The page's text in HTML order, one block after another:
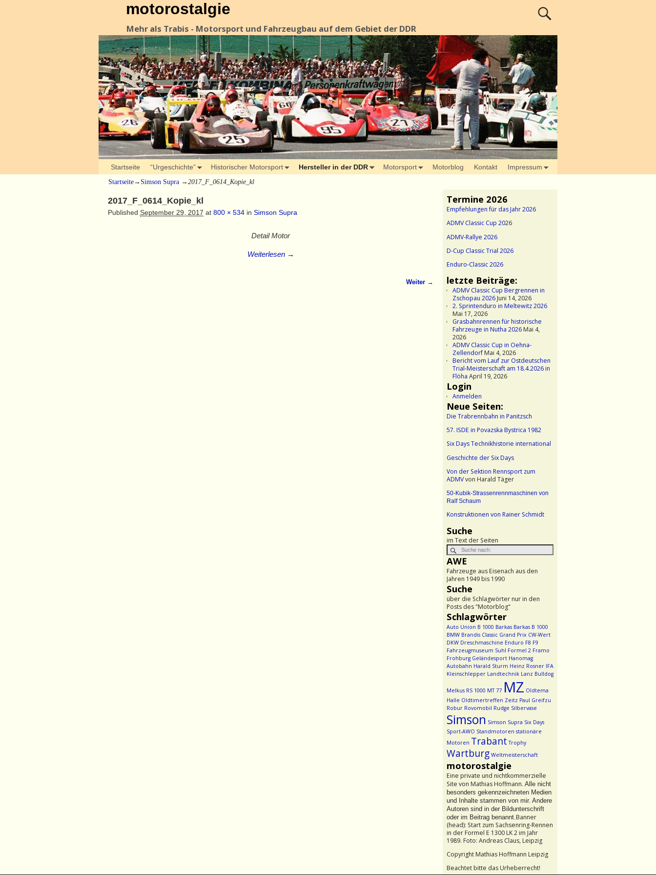
motorostalgie
Mehr als Trabis - Motorsport und Fahrzeugbau auf dem Gebiet der DDR
Startseite “Urgeschichte” Historischer Motorsport Hersteller in der DDR Motorsport Motorblog Kontakt Impressum
Startseite→ Simson Supra → 2017_F_0614_Kopie_kl
2017_F_0614_Kopie_kl
Published September 29, 2017 at 800 × 534in Simson Supra
Detail Motor
Weiterlesen →
Weiter →
Termine 2026
Empfehlungen für das Jahr 2026
ADMV Classic Cup 2026
ADMV-Rallye 2026
D-Cup Classic Trial 2026
Enduro-Classic 2026
letzte Beiträge:
ADMV Classic Cup Bergrennen in
Zschopau 2026Juni 14, 2026
2. Sprintenduro in Meltewitz 2026
Mai 17, 2026
Grasbahnrennen für historische
Fahrzeuge in Nutha 2026Mai 4,
2026
ADMV Classic Cup in Oehna-
ZellendorfMai 4, 2026
Bericht vom Lauf zur Ostdeutschen
Trial-Meisterschaft am 18.4.2026 in
Flöha April 19, 2026
Login
Anmelden
Neue Seiten:
Die Trabrennbahn in Panitzsch
57. ISDE in Povazska Bystrica 1982
Six Days Technikhistorie international
Geschichte der Six Days
Von der Sektion Rennsport zum
ADMVvon Harald Täger
50-Kubik-Strassenrennmaschinen von
Ralf Schaum
Konstruktionen von Rainer Schmidt
Suche
im Text der Seiten
AWE
Fahrzeuge aus Eisenach aus den
Jahren 1949 bis 1990
Suche
über die Schlagwörter nur in den
Posts des "Motorblog"
Schlagwörter
Auto Union B 1000 Barkas Barkas B 1000
BMW Brandis Classic Grand Prix CW-Wert
DKW Dreschmaschine Enduro F8 F9
Fahrzeugmuseum Suhl Formel 2 Framo
Frohburg Geländesport Hanomag
Autobahn Harald Sturm Heinz Rosner IFA
Kleinschlepper Landtechnik Lanz Bulldog
Melkus RS 1000 MT 77 MZ Oldtema
Halle Oldtimertreffen Zeitz Paul Greifzu
Robur Rovomobil Rudge Silbervase
Simson Simson Supra Six Days
Sport-AWO Standmotoren stationäre
Motoren Trabant Trophy
Wartburg Weltmeisterschaft
motorostalgie
Eine private und nichtkommerzielle
Site von Mathias Hoffmann. Alle nicht
besonders gekennzeichneten Medien
und Inhalte stammen von mir. Andere
Autoren sind in der Bildunterschrift
oder im Beitrag benannt. Banner
(head): Start zum Sachsenring-Rennen
in der Formel E 1300 LK 2 im Jahr
1989. Foto: Andreas Claus, Leipzig
Copyright Mathias Hoffmann Leipzig
Beachtet bitte das Urheberrecht!